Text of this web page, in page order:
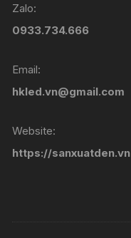
Zalo:
0933.734.666
Email:
hkled.vn@gmail.com
Website:
https://sanxuatden.vn